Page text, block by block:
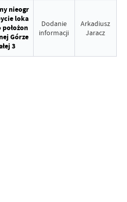
nieogr
loka
Górze
3
Dodanie
informacji
Arkadiusz
Jaracz